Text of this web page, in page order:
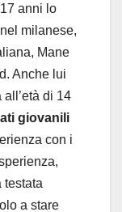
anni lo
nel milanese,
Mane
Anche lui
di 14
giovanili
con i
testata
a stare